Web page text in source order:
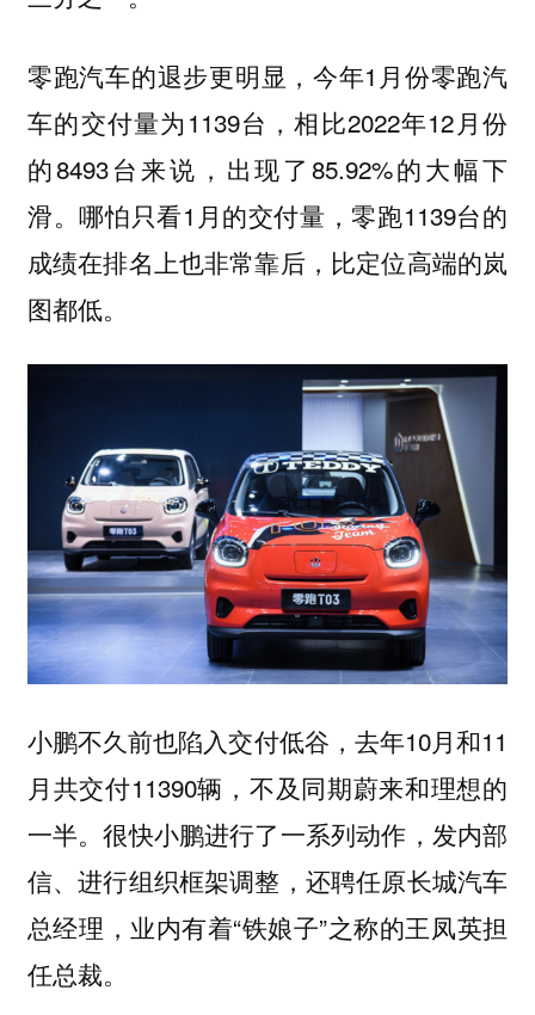
零跑汽车的退步更明显，今年1月份零跑汽
车的交付量为1139台，相比2022年12月份
的8493台来说，出现了85.92%的大幅下
滑。哪怕只看1月的交付量，零跑1139台的
成绩在排名上也非常靠后，比定位高端的岚
图都低。
小鹏不久前也陷入交付低谷，去年10月和11
月共交付11390辆，不及同期蔚来和理想的
一半。很快小鹏进行了一系列动作，发内部
信、进行组织框架调整，还聘任原长城汽车
总经理，业内有着“铁娘子”之称的王凤英担
任总裁。